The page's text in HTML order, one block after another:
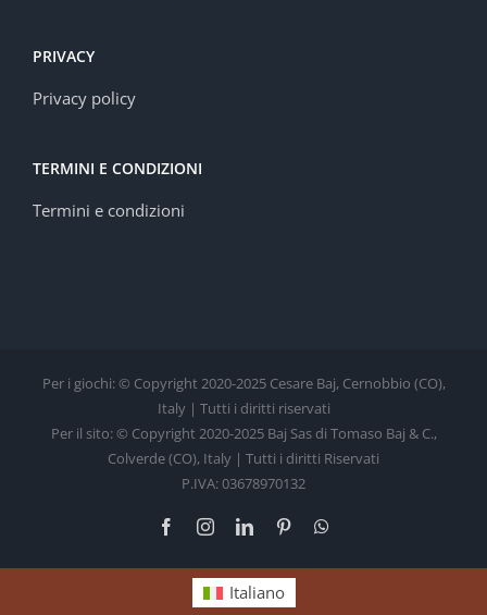
PRIVACY
Privacy policy
TERMINI E CONDIZIONI
Termini e condizioni
Per i giochi: © Copyright 2020-2025 Cesare Baj, Cernobbio (CO),
Italy | Tutti i diritti riservati
Per il sito: © Copyright 2020-2025 Baj Sas di Tomaso Baj & C.,
Colverde (CO), Italy | Tutti i diritti Riservati
P.IVA: 03678970132
FacebookInstagramLinkedInPinterest
Italiano